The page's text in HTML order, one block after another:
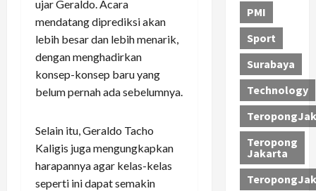
ujar Geraldo. Acara
mendatang diprediksi akan
lebih besar dan lebih menarik,
dengan menghadirkan
konsep-konsep baru yang
belum pernah ada sebelumnya.
Selain itu, Geraldo Tacho
Kaligis juga mengungkapkan
harapannya agar kelas-kelas
seperti ini dapat semakin
PMI
Sport
Surabaya
Technology
Teropong
Jakarta